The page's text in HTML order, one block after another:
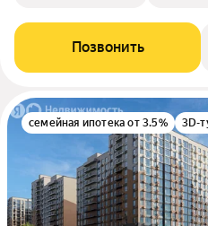
Позвонить
семейная ипотека от 3.5% 3D-